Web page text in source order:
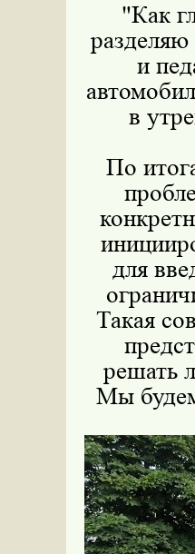
"Как
разделяю
и
в
По
для
Такая
решать
Мы